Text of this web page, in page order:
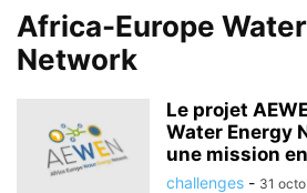
Africa-Europe
Network
Le projet
Water Energy
une mission
challenges - 31